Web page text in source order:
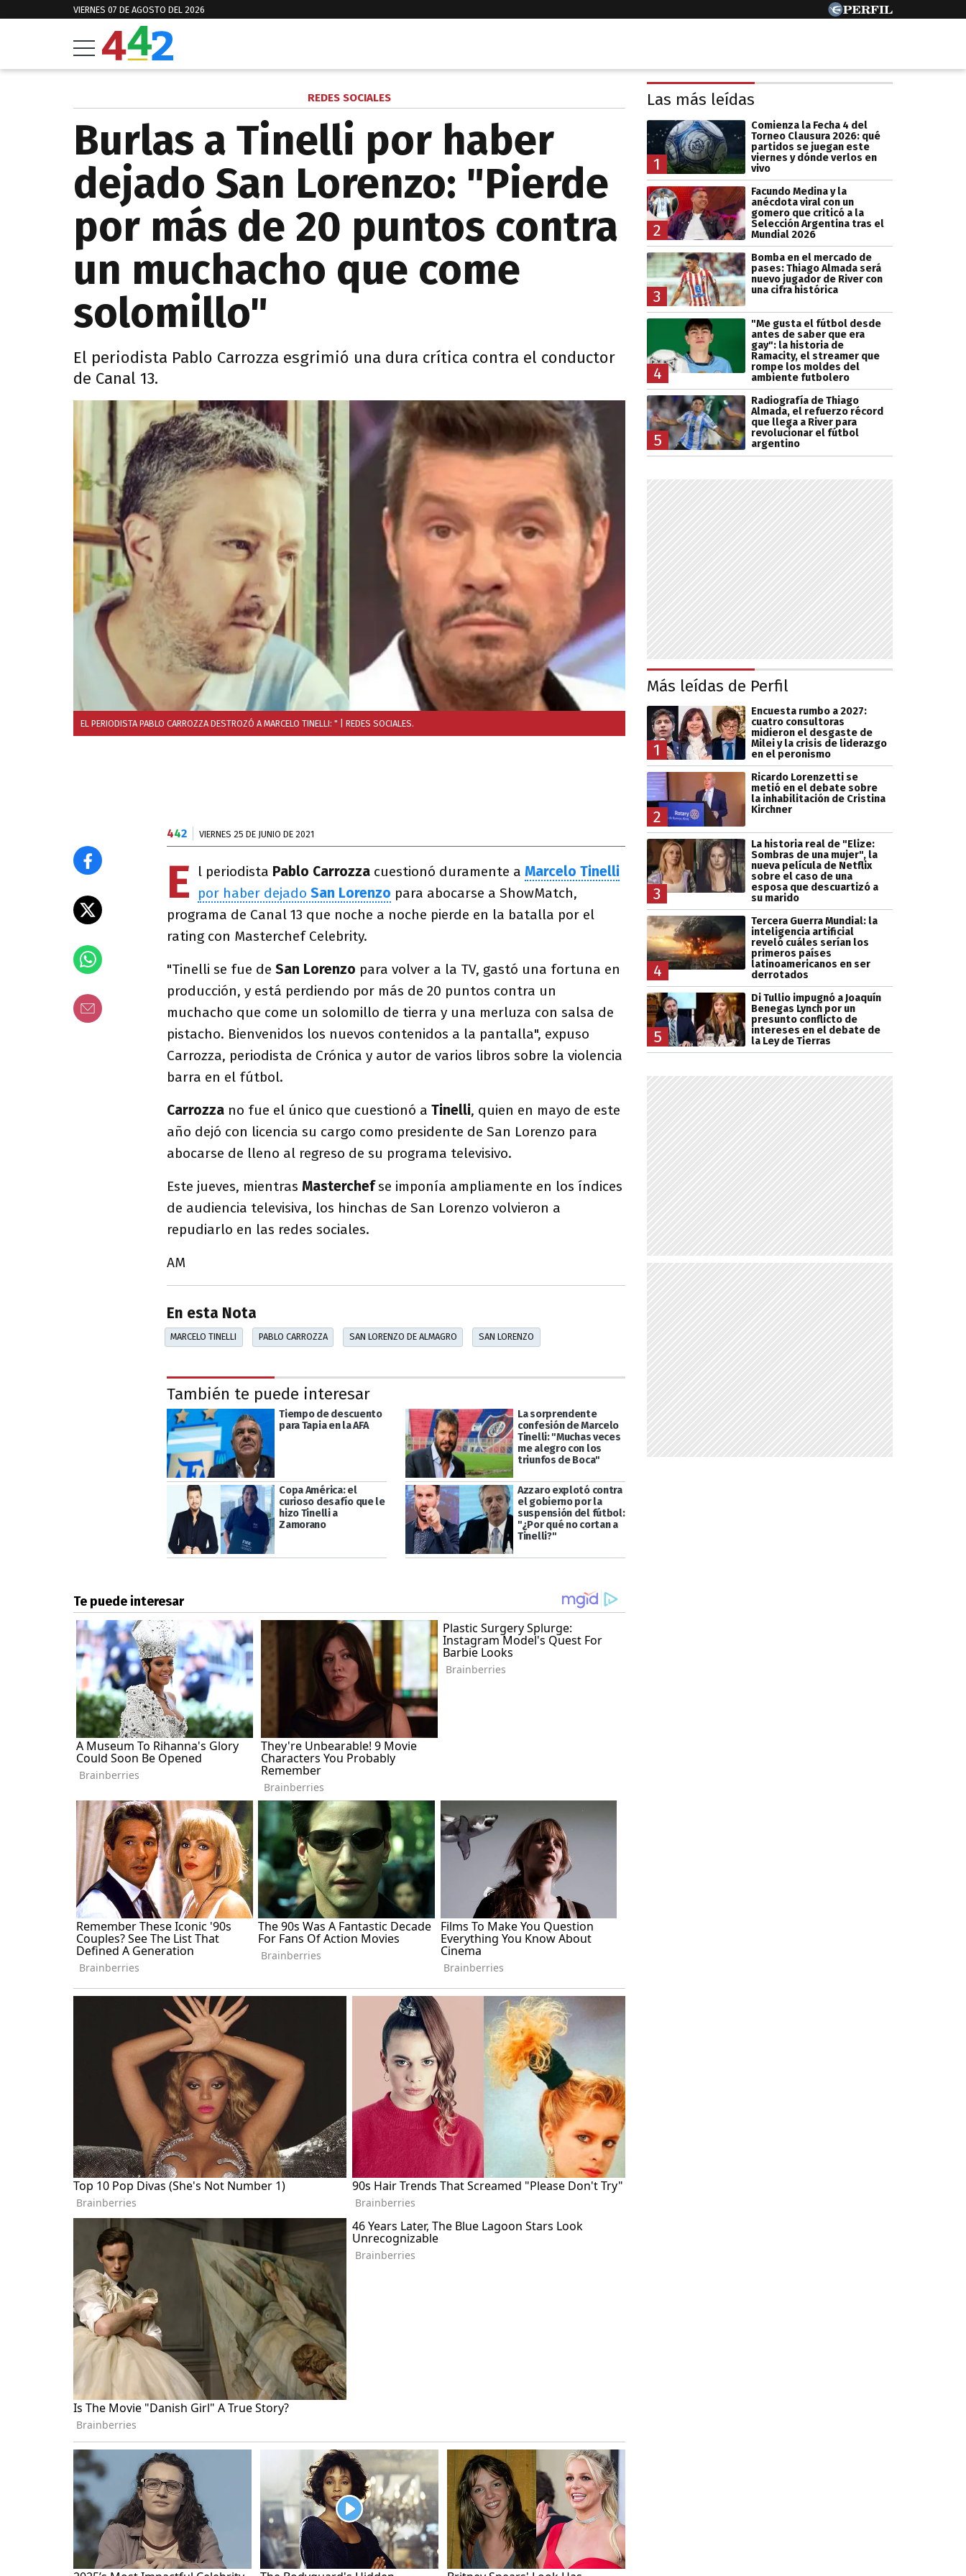
VIERNES 07 DE AGOSTO DEL 2026
REDES SOCIALES
Burlas a Tinelli por haber
dejado San Lorenzo: "Pierde
por más de 20 puntos contra
un muchacho que come
solomillo"
El periodista Pablo Carrozza esgrimió una dura crítica contra el conductor
de Canal 13.
EL PERIODISTA PABLO CARROZZA DESTROZÓ A MARCELO TINELLI: " | REDES SOCIALES.
442 VIERNES 25 DE JUNIO DE 2021
E l periodista Pablo Carrozza cuestionó duramente a Marcelo Tinelli
por haber dejado San Lorenzo para abocarse a ShowMatch,
programa de Canal 13 que noche a noche pierde en la batalla por el
rating con Masterchef Celebrity.
"Tinelli se fue de San Lorenzo para volver a la TV, gastó una fortuna en
producción, y está perdiendo por más de 20 puntos contra un
muchacho que come un solomillo de tierra y una merluza con salsa de
pistacho. Bienvenidos los nuevos contenidos a la pantalla", expuso
Carrozza, periodista de Crónica y autor de varios libros sobre la violencia
barra en el fútbol.
Carrozza no fue el único que cuestionó a Tinelli, quien en mayo de este
año dejó con licencia su cargo como presidente de San Lorenzo para
abocarse de lleno al regreso de su programa televisivo.
Este jueves, mientras Masterchefse imponía ampliamente en los índices
de audiencia televisiva, los hinchas de San Lorenzo volvieron a
repudiarlo en las redes sociales.
AM
En esta Nota
MARCELO TINELLI PABLO CARROZZA SAN LORENZO DE ALMAGRO SAN LORENZO
También te puede interesar
Tiempo de descuento
para Tapia en la AFA
La sorprendente
confesión de Marcelo
Tinelli: "Muchas veces
me alegro con los
triunfos de Boca"
Copa América: el
curioso desafío que le
hizo Tinelli a
Zamorano
Azzaro explotó contra
el gobierno por la
suspensión del fútbol:
"¿Por qué no cortan a
Tinelli?"
Las más leídas
1
Comienza la Fecha 4 del
Torneo Clausura 2026: qué
partidos se juegan este
viernes y dónde verlos en
vivo
2
Facundo Medina y la
anécdota viral con un
gomero que criticó a la
Selección Argentina tras el
Mundial 2026
3
Bomba en el mercado de
pases: Thiago Almada será
nuevo jugador de River con
una cifra histórica
4
"Me gusta el fútbol desde
antes de saber que era
gay": la historia de
Ramacity, el streamer que
rompe los moldes del
ambiente futbolero
5
Radiografía de Thiago
Almada, el refuerzo récord
que llega a River para
revolucionar el fútbol
argentino
Más leídas de Perfil
1
Encuesta rumbo a 2027:
cuatro consultoras
midieron el desgaste de
Milei y la crisis de liderazgo
en el peronismo
2
Ricardo Lorenzetti se
metió en el debate sobre
la inhabilitación de Cristina
Kirchner
3
La historia real de "Elize:
Sombras de una mujer", la
nueva película de Netflix
sobre el caso de una
esposa que descuartizó a
su marido
4
Tercera Guerra Mundial: la
inteligencia artificial
reveló cuáles serían los
primeros países
latinoamericanos en ser
derrotados
5
Di Tullio impugnó a Joaquín
Benegas Lynch por un
presunto conflicto de
intereses en el debate de
la Ley de Tierras